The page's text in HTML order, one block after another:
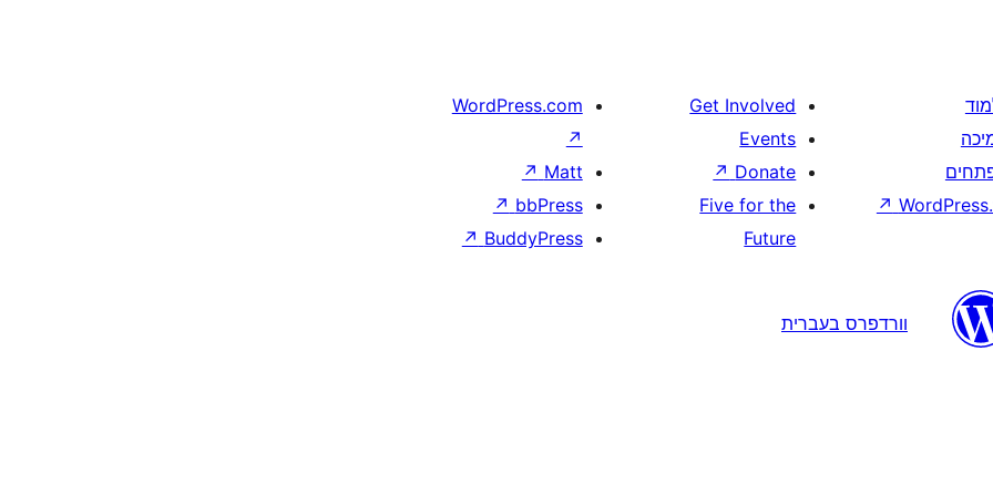
↗
Get Involved
Events
Donate
↗
Five for the
Future
WordPress.com
↗
Matt
↗
bbPress
↗
BuddyPress
↗
וורדפרס בעברית